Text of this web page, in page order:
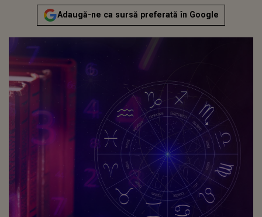
Adaugă-ne ca sursă preferată în Google